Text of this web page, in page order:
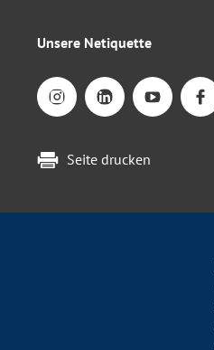
Unsere Netiquette
Seite drucken